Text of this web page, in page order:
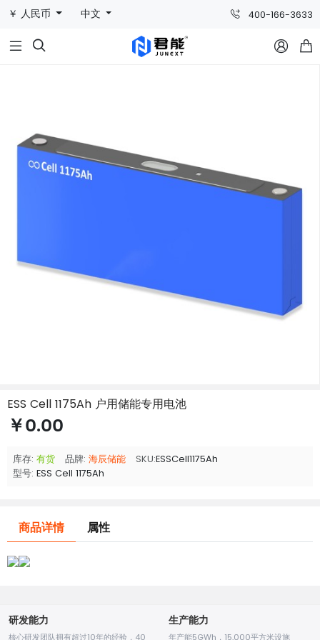
￥ 人民币 中文 400-166-3633
  
ESS Cell 1175Ah 户用储能专用电池
￥0.00
库存: 有货 品牌: 海辰储能 SKU:ESSCell1175Ah
型号: ESS Cell 1175Ah
商品详情 属性
研发能力
核心研发团队拥有超过10年的经验，40
生产能力
年产能5GWh，15,000平方米设施